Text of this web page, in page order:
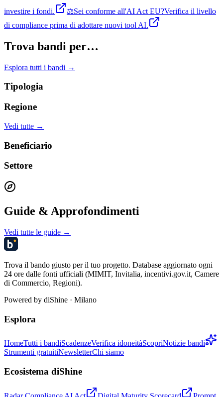
investire i fondi.
⚖️Sei conforme all'AI Act EU?Verifica il livello
di compliance prima di adottare nuovi tool AI.
Trova bandi per…
Esplora tutti i bandi →
Tipologia
Regione
Vedi tutte →
Beneficiario
Settore
Guide & Approfondimenti
Vedi tutte le guide →
Trova il bando giusto per il tuo progetto. Database aggiornato ogni
24 ore dalle fonti ufficiali (MIMIT, Invitalia, incentivi.gov.it, Camere
di Commercio, Regioni).
Powered by diShine · Milano
Esplora
HomeTutti i bandiScadenzeVerifica idoneitàScopriNotizie bandi
Strumenti gratuitiNewsletterChi siamo
Ecosistema diShine